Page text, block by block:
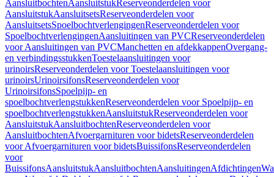
AansluitbochtenAansluitstukReserveonderdelen voor
AansluitstukAansluitsetsReserveonderdelen voor
AansluitsetsSpoelbochtverlengingenReserveonderdelen voor
SpoelbochtverlengingenAansluitingen van PVCReserveonderdelen
voor Aansluitingen van PVCManchetten en afdekkappenOvergang-
en verbindingsstukkenToestelaansluitingen voor
urinoirsReserveonderdelen voor Toestelaansluitingen voor
urinoirsUrinoirsifonsReserveonderdelen voor
UrinoirsifonsSpoelpijp- en
spoelbochtverlengstukkenReserveonderdelen voor Spoelpijp- en
spoelbochtverlengstukkenAansluitstukReserveonderdelen voor
AansluitstukAansluitbochtenReserveonderdelen voor
AansluitbochtenAfvoergarnituren voor bidetsReserveonderdelen
voor Afvoergarnituren voor bidetsBuissifonsReserveonderdelen
voor
BuissifonsAansluitstukAansluitbochtenAansluitingenAfdichtingen